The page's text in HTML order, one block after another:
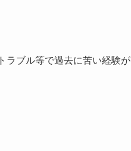
ラブル等で過去に苦い経験が